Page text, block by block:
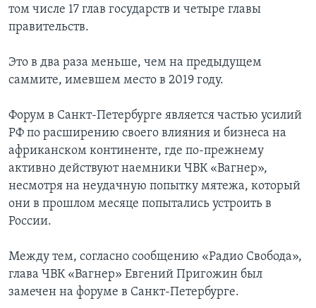
том числе 17 глав государств и четыре главы
правительств.
Это в два раза меньше, чем на предыдущем
саммите, имевшем место в 2019 году.
Форум в Санкт-Петербурге является частью усилий
РФ по расширению своего влияния и бизнеса на
африканском континенте, где по-прежнему
активно действуют наемники ЧВК «Вагнер»,
несмотря на неудачную попытку мятежа, который
они в прошлом месяце попытались устроить в
России.
Между тем, согласно сообщению «Радио Свобода»,
глава ЧВК «Вагнер» Евгений Пригожин был
замечен на форуме в Санкт-Петербурге.